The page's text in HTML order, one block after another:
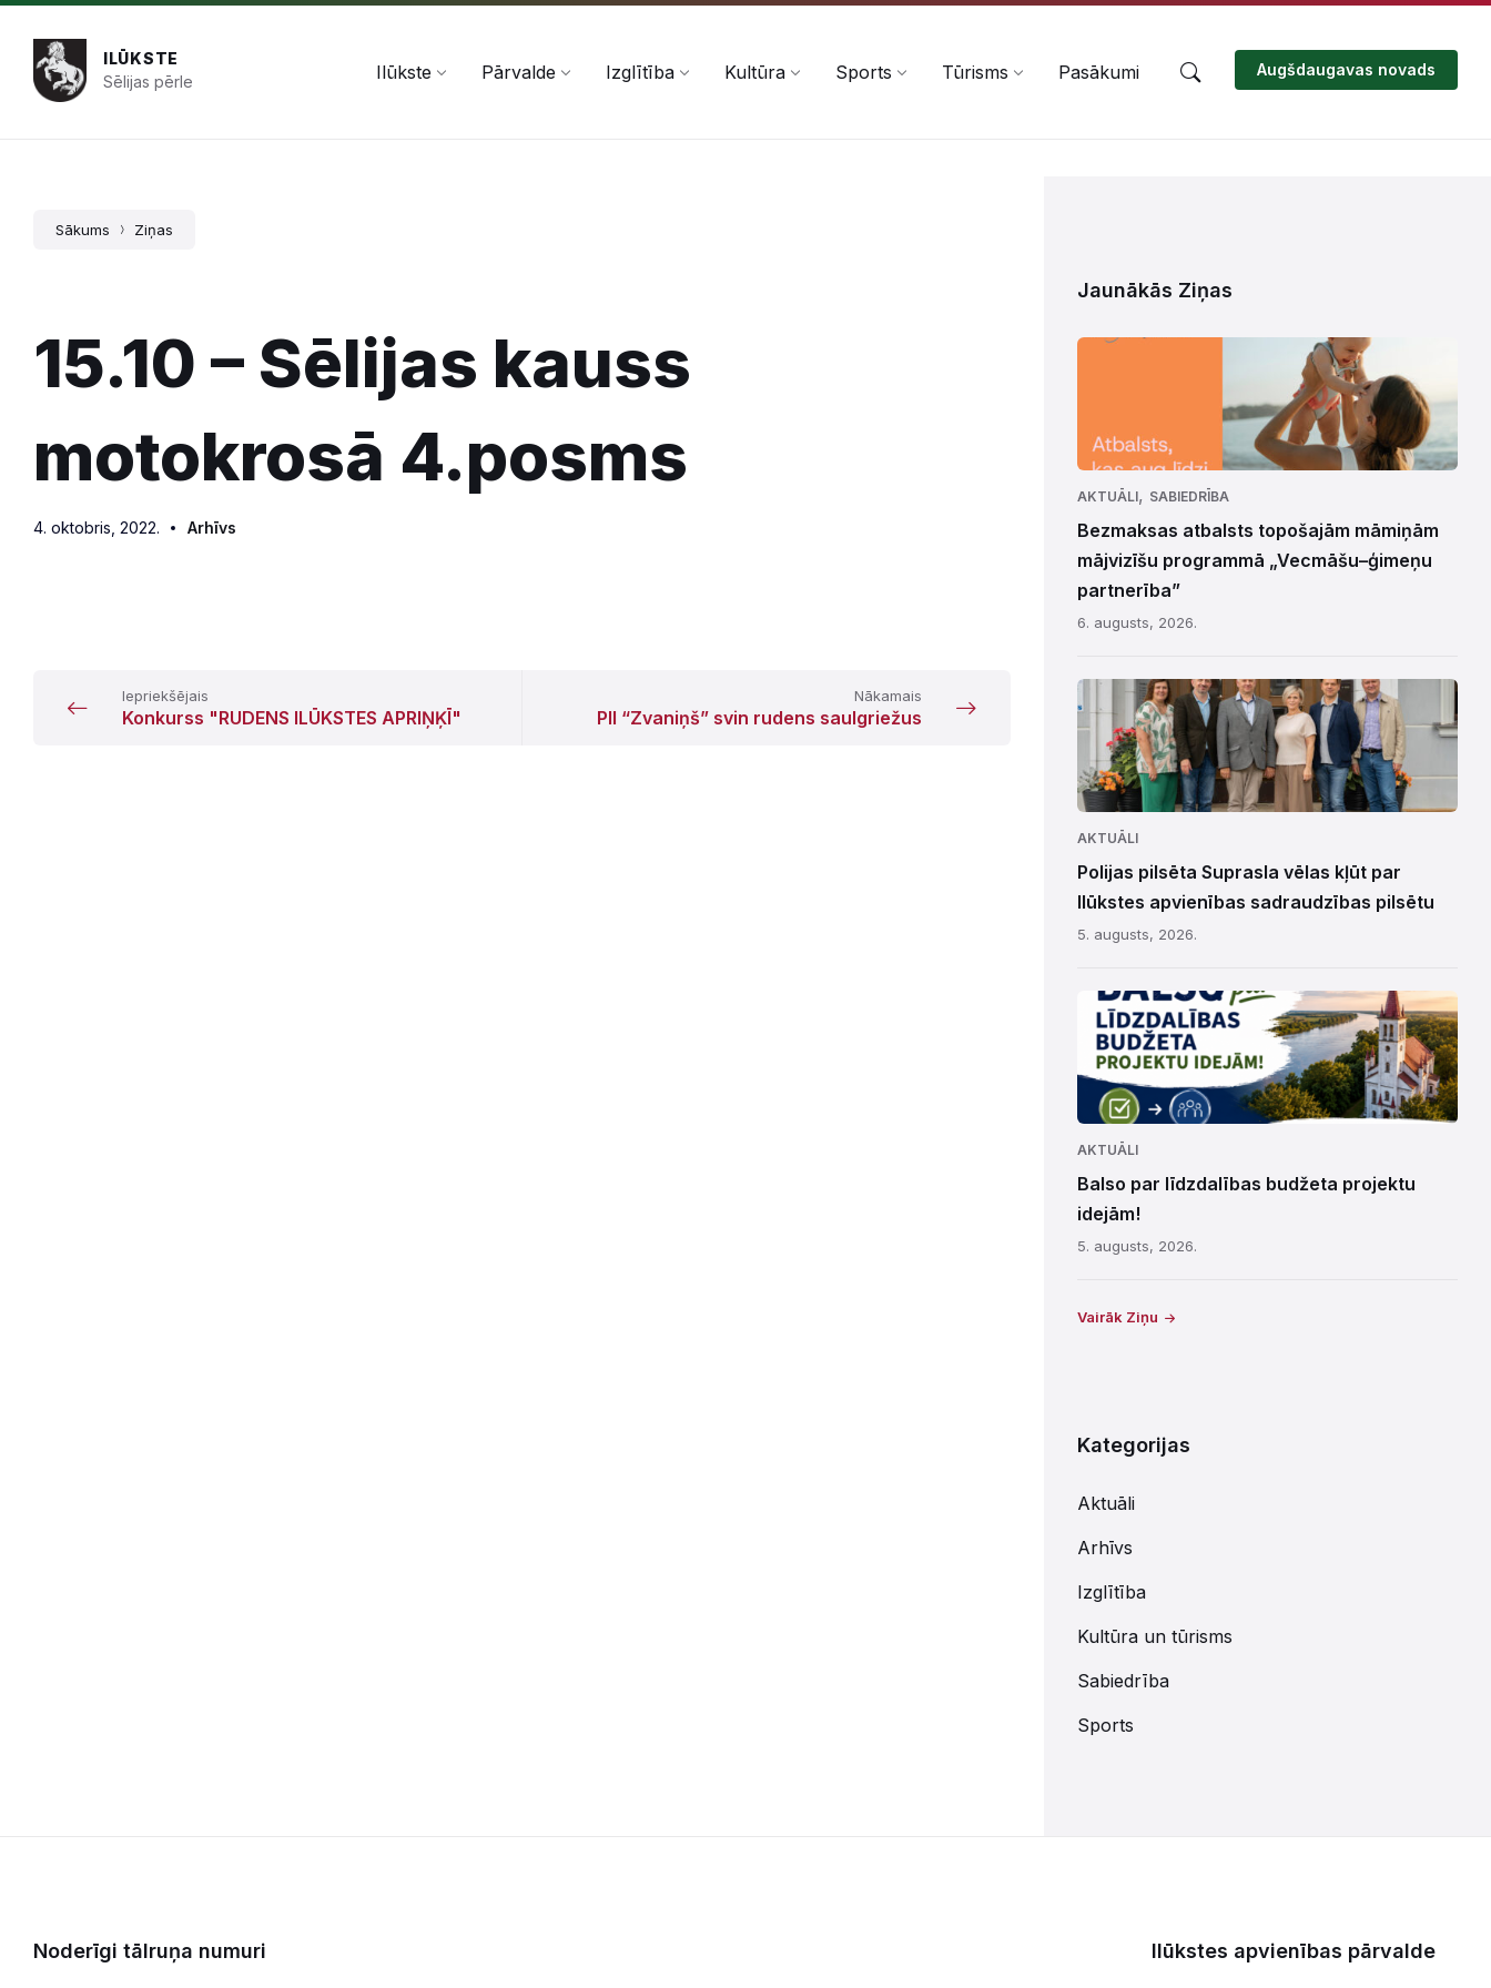
Pāriet
saturu
Skip
navigation
Skip
footer
ILŪKSTE
Sēlijas pērle
Ilūkste Pārvalde Izglītība Kultūra Sports Tūrisms Pasākumi Augšdaugavas novads
Sākums Ziņas
15.10 – Sēlijas kauss
motokrosā 4.posms
4. oktobris, 2022. Arhīvs
Iepriekšējais
Konkurss "RUDENS ILŪKSTES APRIŅĶĪ"
Nākamais
PII “Zvaniņš” svin rudens saulgriežus
Jaunākās Ziņas
AKTUĀLI, SABIEDRĪBA
Bezmaksas atbalsts topošajām māmiņām
mājvizīšu programmā „Vecmāšu–ģimeņu
partnerība”
6. augusts, 2026.
AKTUĀLI
Polijas pilsēta Suprasla vēlas kļūt par
Ilūkstes apvienības sadraudzības pilsētu
5. augusts, 2026.
AKTUĀLI
Balso par līdzdalības budžeta projektu
idejām!
5. augusts, 2026.
Vairāk Ziņu
Kategorijas
Aktuāli
Arhīvs
Izglītība
Kultūra un tūrisms
Sabiedrība
Sports
Noderīgi tālruņa numuri Ilūkstes apvienības pārvalde